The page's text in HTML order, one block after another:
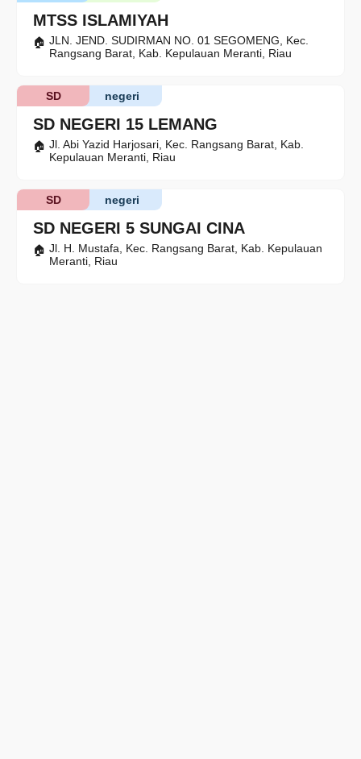
MTSS ISLAMIYAH
JLN. JEND. SUDIRMAN NO. 01 SEGOMENG, Kec.
Rangsang Barat, Kab. Kepulauan Meranti, Riau
SD NEGERI 15 LEMANG
negeri
SD
Jl. Abi Yazid Harjosari, Kec. Rangsang Barat, Kab.
Kepulauan Meranti, Riau
SD NEGERI 5 SUNGAI CINA
negeri
SD
Jl. H. Mustafa, Kec. Rangsang Barat, Kab. Kepulauan
Meranti, Riau